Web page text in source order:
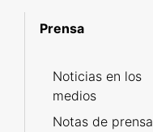
Prensa
Noticias en los
medios
Notas de prensa